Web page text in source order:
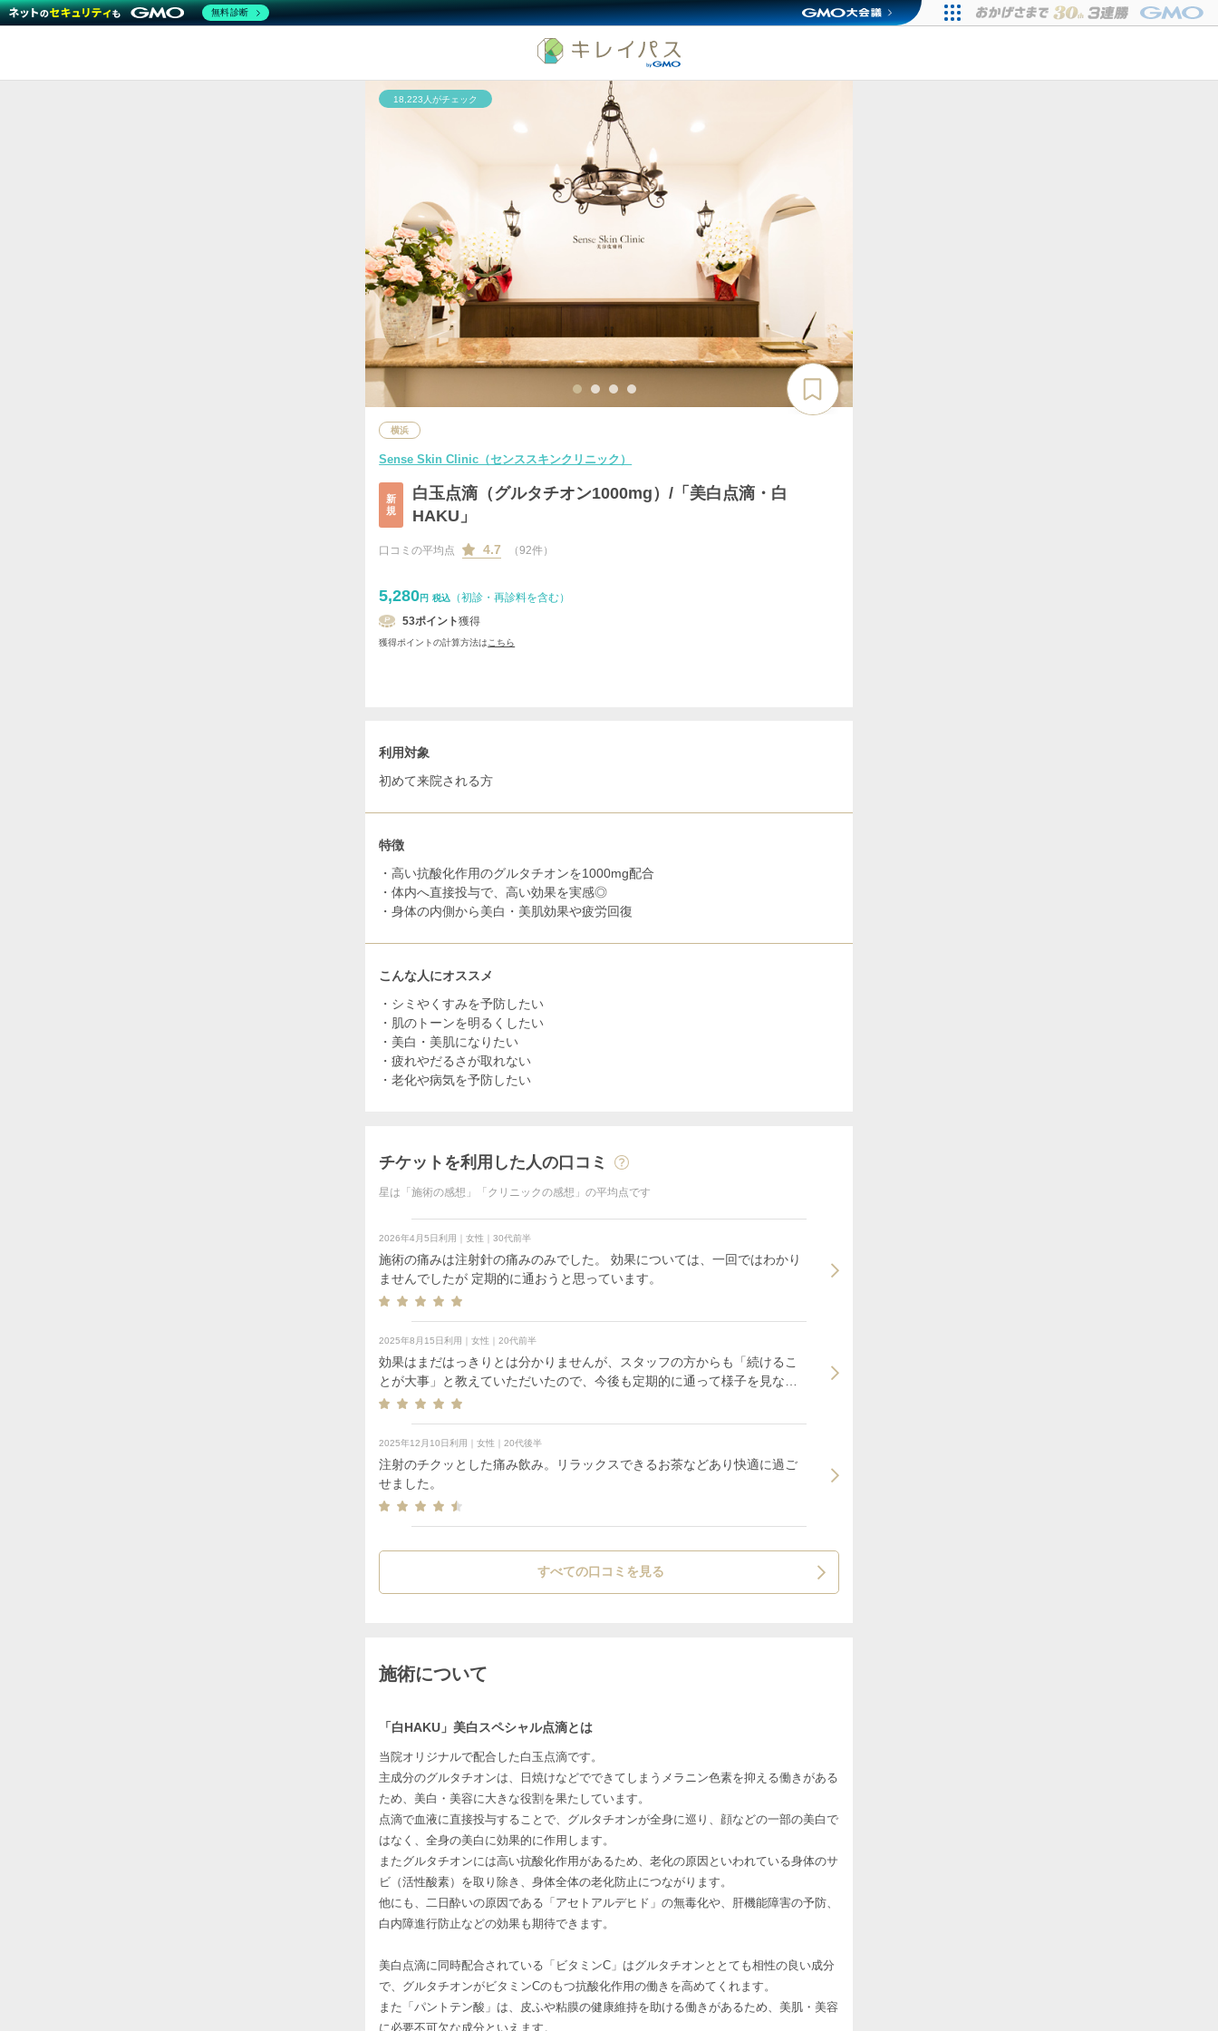
18,223人がチェック
横浜
Sense Skin Clinic（センススキンクリニック）
新
規
白玉点滴（グルタチオン1000mg）/「美白点滴・白
HAKU」
口コミの平均点 4.7 （92件）
5,280円 税込
（初診・再診料を含む）
53ポイント獲得
獲得ポイントの計算方法はこちら
利用対象
初めて来院される方
特徴
・高い抗酸化作用のグルタチオンを1000mg配合
・体内へ直接投与で、高い効果を実感◎
・身体の内側から美白・美肌効果や疲労回復
こんな人にオススメ
・シミやくすみを予防したい
・肌のトーンを明るくしたい
・美白・美肌になりたい
・疲れやだるさが取れない
・老化や病気を予防したい
チケットを利用した人の口コミ
星は「施術の感想」「クリニックの感想」の平均点です
2026年4月5日利用｜女性｜30代前半
施術の痛みは注射針の痛みのみでした。 効果については、一回ではわかり
ませんでしたが 定期的に通おうと思っています。
2025年8月15日利用｜女性｜20代前半
効果はまだはっきりとは分かりませんが、スタッフの方からも「続けるこ
とが大事」と教えていただいたので、今後も定期的に通って様子を見なが
ら続けていこうと思います。
2025年12月10日利用｜女性｜20代後半
注射のチクッとした痛み飲み。リラックスできるお茶などあり快適に過ご
せました。
すべての口コミを見る
施術について
「白HAKU」美白スペシャル点滴とは
当院オリジナルで配合した白玉点滴です。
主成分のグルタチオンは、日焼けなどでできてしまうメラニン色素を抑える働きがある
ため、美白・美容に大きな役割を果たしています。
点滴で血液に直接投与することで、グルタチオンが全身に巡り、顔などの一部の美白で
はなく、全身の美白に効果的に作用します。
またグルタチオンには高い抗酸化作用があるため、老化の原因といわれている身体のサ
ビ（活性酸素）を取り除き、身体全体の老化防止につながります。
他にも、二日酔いの原因である「アセトアルデヒド」の無毒化や、肝機能障害の予防、
白内障進行防止などの効果も期待できます。
美白点滴に同時配合されている「ビタミンC」はグルタチオンととても相性の良い成分
で、グルタチオンがビタミンCのもつ抗酸化作用の働きを高めてくれます。
また「パントテン酸」は、皮ふや粘膜の健康維持を助ける働きがあるため、美肌・美容
に必要不可欠な成分といえます。
無料診断